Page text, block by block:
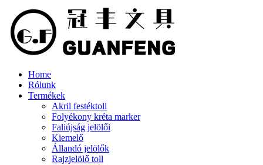
Home
Rólunk
Termékek
Akril festéktoll
Folyékony kréta marker
Faliújság jelölői
Kiemelő
Állandó jelölők
Rajzjelölő toll